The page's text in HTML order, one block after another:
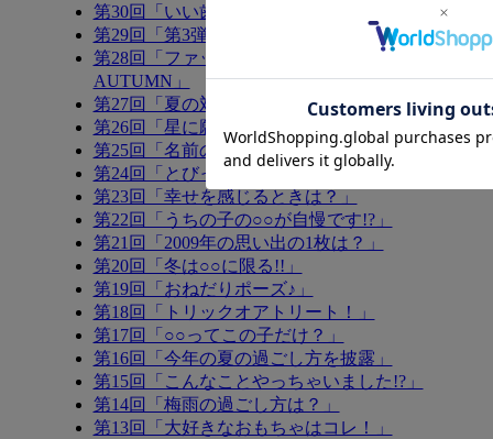
第30回「いい歯の日！？」
第29回「第3弾 トリックオアトリート！！」
第28回「ファッションコンテスト in
AUTUMN」
第27回「夏の対策！？」
第26回「星に願いを」
第25回「名前の由来は？」
第24回「とびっきりの笑顔」
第23回「幸せを感じるときは？」
第22回「うちの子の○○が自慢です!?」
第21回「2009年の思い出の1枚は？」
第20回「冬は○○に限る!!」
第19回「おねだりポーズ♪」
第18回「トリックオアトリート！」
第17回「○○ってこの子だけ？」
第16回「今年の夏の過ごし方を披露」
第15回「こんなことやっちゃいました!?」
第14回「梅雨の過ごし方は？」
第13回「大好きなおもちゃはコレ！」